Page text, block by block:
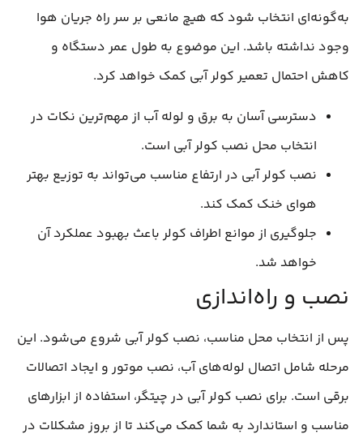
به‌گونه‌ای انتخاب شود که هیچ مانعی بر سر راه جریان هوا
وجود نداشته باشد. این موضوع به طول عمر دستگاه و
کاهش احتمال تعمیر کولر آبی کمک خواهد کرد.
دسترسی آسان به برق و لوله آب از مهم‌ترین نکات در
انتخاب محل نصب کولر آبی است.
نصب کولر آبی در ارتفاع مناسب می‌تواند به توزیع بهتر
هوای خنک کمک کند.
جلوگیری از موانع اطراف کولر باعث بهبود عملکرد آن
خواهد شد.
نصب و راه‌اندازی
پس از انتخاب محل مناسب، نصب کولر آبی شروع می‌شود. این
مرحله شامل اتصال لوله‌های آب، نصب موتور و ایجاد اتصالات
برقی است. برای نصب کولر آبی در چیتگر، استفاده از ابزارهای
مناسب و استاندارد به شما کمک می‌کند تا از بروز مشکلات در